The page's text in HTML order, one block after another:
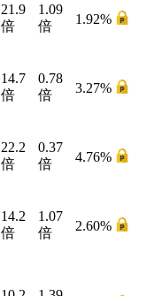
21.9
倍
1.09
倍
1.92%
14.7
倍
0.78
倍
3.27%
22.2
倍
0.37
倍
4.76%
14.2
倍
1.07
倍
2.60%